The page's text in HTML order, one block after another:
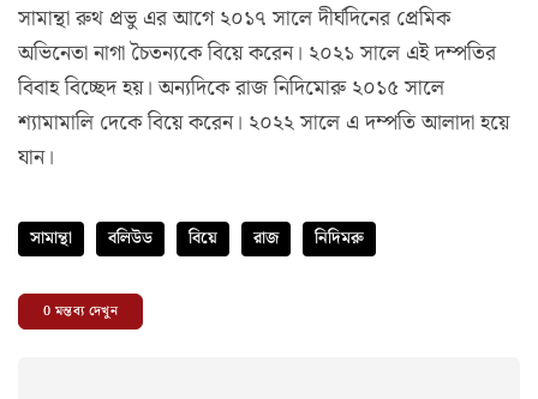
সামান্থা রুথ প্রভু এর আগে ২০১৭ সালে দীর্ঘদিনের প্রেমিক
অভিনেতা নাগা চৈতন্যকে বিয়ে করেন। ২০২১ সালে এই দম্পতির
বিবাহ বিচ্ছেদ হয়। অন্যদিকে রাজ নিদিমোরু ২০১৫ সালে
শ্যামামালি দেকে বিয়ে করেন। ২০২২ সালে এ দম্পতি আলাদা হয়ে
যান।
সামান্থা বলিউড বিয়ে রাজ নিদিমরু
0মন্তব্য দেখুন